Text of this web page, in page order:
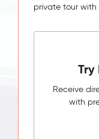
private tour with
Try
Receive
with